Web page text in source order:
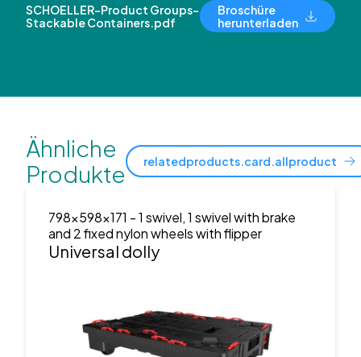
SCHOELLER-Product Groups-
Stackable Containers.pdf
Broschüre
herunterladen
Ähnliche
Produkte
relatedproducts.card.allproduct
798x598x171 - 1 swivel, 1 swivel with brake
and 2 fixed nylon wheels with flipper
Universal dolly